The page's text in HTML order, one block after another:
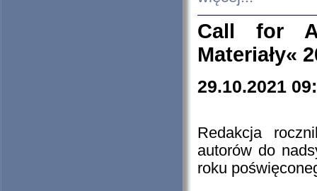
Call for
Materiały«
29.10.2021
Redakcja
autorów do
roku